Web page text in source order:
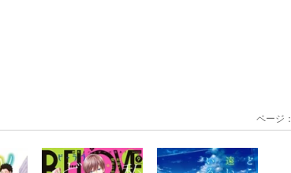
ページ：